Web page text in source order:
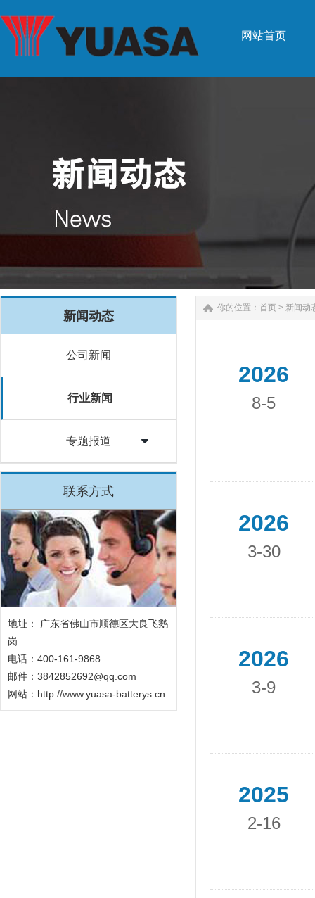
网站首页
新闻动态
公司新闻
行业新闻
专题报道
联系方式
地址： 广东省佛山市顺德区大良飞鹅
岗
电话：400-161-9868
邮件：3842852692@qq.com
网站： http://www.yuasa-batterys.cn
你的位置： 首页 > 新闻动
2026
8-5
2026
3-30
2026
3-9
2025
2-16